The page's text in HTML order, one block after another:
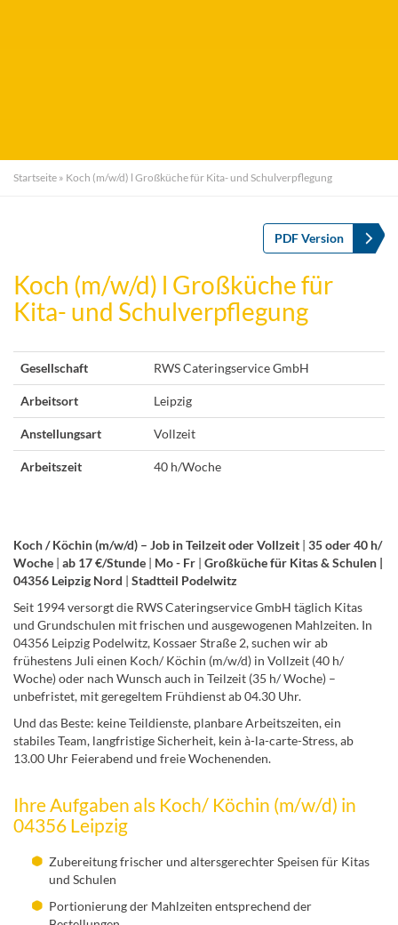
Startseite » Koch (m/w/d) l Großküche für Kita- und Schulverpflegung
PDF Version
Koch (m/w/d) l Großküche für
Kita- und Schulverpflegung
Gesellschaft RWS Cateringservice GmbH
Arbeitsort Leipzig
Anstellungsart Vollzeit
Arbeitszeit 40 h/Woche
Koch / Köchin (m/w/d) – Job in Teilzeit oder Vollzeit | 35 oder 40 h/
Woche | ab 17 €/Stunde | Mo - Fr | Großküche für Kitas & Schulen |
04356 Leipzig Nord | Stadtteil Podelwitz
Seit 1994 versorgt die RWS Cateringservice GmbH täglich Kitas
und Grundschulen mit frischen und ausgewogenen Mahlzeiten. In
04356 Leipzig Podelwitz, Kossaer Straße 2, suchen wir ab
frühestens Juli einen Koch/ Köchin (m/w/d) in Vollzeit (40 h/
Woche) oder nach Wunsch auch in Teilzeit (35 h/ Woche) –
unbefristet, mit geregeltem Frühdienst ab 04.30 Uhr.
Und das Beste: keine Teildienste, planbare Arbeitszeiten, ein
stabiles Team, langfristige Sicherheit, kein à-la-carte-Stress, ab
13.00 Uhr Feierabend und freie Wochenenden.
Ihre Aufgaben als Koch/ Köchin (m/w/d) in
04356 Leipzig
Zubereitung frischer und altersgerechter Speisen für Kitas
und Schulen
Portionierung der Mahlzeiten entsprechend der